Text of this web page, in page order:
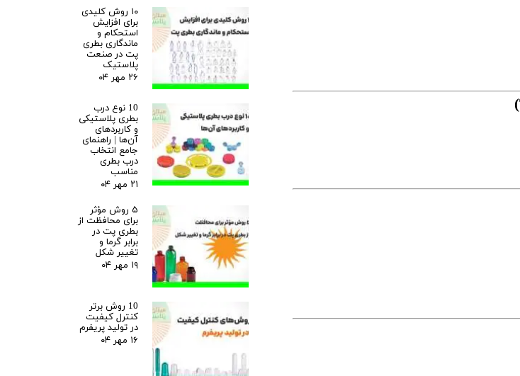
۱۰ روش کلیدی
برای افزایش
استحکام و
ماندگاری بطری
پت در صنعت
پلاستیک
۲۶ مهر ۰۴
10 نوع درب
بطری پلاستیکی
و کاربردهای
آن‌ها | راهنمای
جامع انتخاب
درب بطری
مناسب
۲۱ مهر ۰۴
۵ روش مؤثر
برای محافظت از
بطری پت در
برابر گرما و
تغییر شکل
۱۹ مهر ۰۴
10 روش برتر
کنترل کیفیت
در تولید پریفرم
۱۶ مهر ۰۴